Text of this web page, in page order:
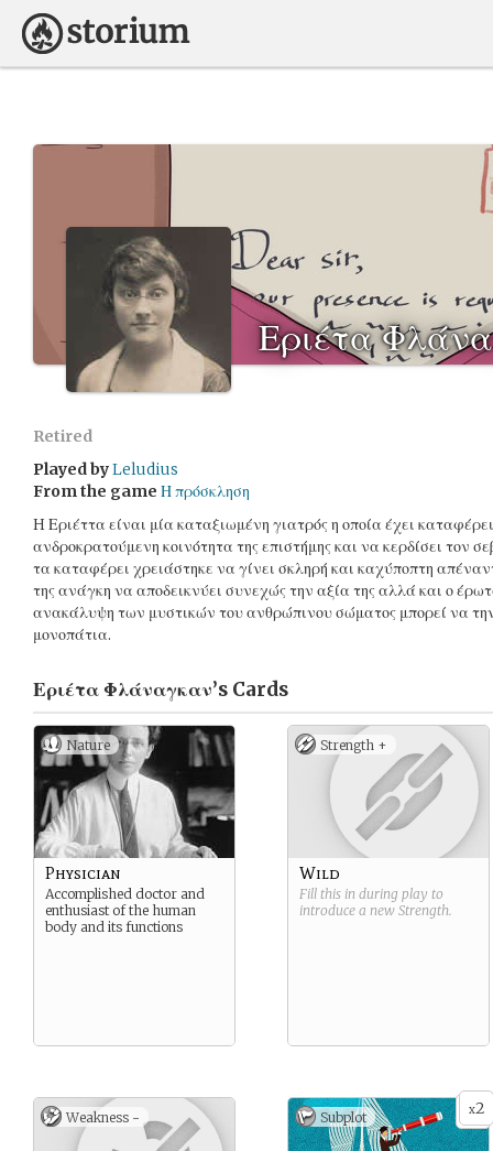
Εριέτα
Retired
Played byLeludius
From the game Η πρόσκληση
H Εριέττα είναι μία καταξιωμένη γιατρός η οποία έχει
ανδροκρατούμενη κοινότητα της επιστήμης και να κερδίσει τον
τα καταφέρει χρειάστηκε να γίνει σκληρή και καχύποπτη
της ανάγκη να αποδεικνύει συνεχώς την αξία της αλλά και ο
ανακάλυψη των μυστικών του ανθρώπινου σώματος μπορεί να
μονοπάτια.
Εριέτα Φλάναγκαν’s Cards
Nature
Physician
Accomplished doctor and
enthusiast of the human
body and its functions
Strength +
Wild
Fill this in during play to
introduce a new Strength.
Weakness - x2
Subplot